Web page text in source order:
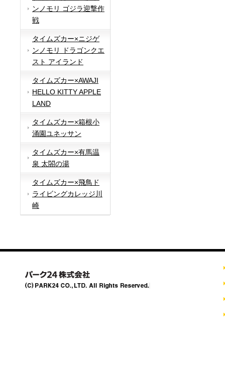
ンノモリ ゴジラ迎撃作
戦
タイムズカー×ニジゲ
ンノモリ ドラゴンクエ
スト アイランド
タイムズカー×AWAJI
HELLO KITTY APPLE
LAND
タイムズカー×箱根小
涌園ユネッサン
タイムズカー×有馬温
泉 太閤の湯
タイムズカー×飛鳥ド
ライビングカレッジ川
崎